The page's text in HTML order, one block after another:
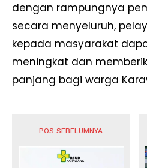
dengan rampungnya
secara menyeluruh,
kepada masyarakat
meningkat dan
panjang bagi warga
POS SEBELUMNYA